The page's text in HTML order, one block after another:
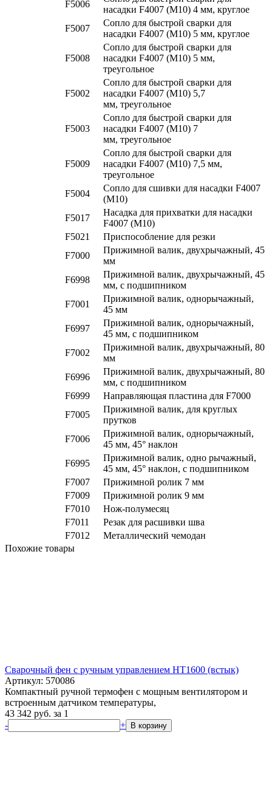
F5006
насадки F4007 (M10) 4 мм, круглое
F5007
Сопло для быстрой сварки для
насадки F4007 (M10) 5 мм, круглое
F5008
Сопло для быстрой сварки для
насадки F4007 (M10) 5 мм,
треугольное
F5002
Сопло для быстрой сварки для
насадки F4007 (M10) 5,7
мм, треугольное
F5003
Сопло для быстрой сварки для
насадки F4007 (M10) 7
мм, треугольное
F5009
Сопло для быстрой сварки для
насадки F4007 (M10) 7,5 мм,
треугольное
F5004
Сопло для сшивки для насадки F4007
(M10)
F5017
Насадка для прихватки для насадки
F4007 (M10)
F5021
Приспособление для резки
F7000
Прижимной валик, двухрычажный, 45
мм
F6998
Прижимной валик, двухрычажный, 45
мм, с подшипником
F7001
Прижимной валик, однорычажный,
45 мм
F6997
Прижимной валик, однорычажный,
45 мм, с подшипником
F7002
Прижимной валик, двухрычажный, 80
мм
F6996
Прижимной валик, двухрычажный, 80
мм, с подшипником
F6999
Направляющая пластина для F7000
F7005
Прижимной валик, для круглых
прутков
F7006
Прижимной валик, однорычажный,
45 мм, 45° наклон
F6995
Прижимной валик, одно рычажный,
45 мм, 45° наклон, с подшипником
F7007
Прижимной ролик 7 мм
F7009
Прижимной ролик 9 мм
F7010
Нож-полумесяц
F7011
Резак для расшивки шва
F7012
Металлический чемодан
Похожие товары
Сварочный фен с ручным управлением HT1600 (встык)
Артикул: 570086
Компактный ручной термофен с мощным вентилятором и
встроенным датчиком температуры,
43 342 руб. за 1
-
+ В корзину